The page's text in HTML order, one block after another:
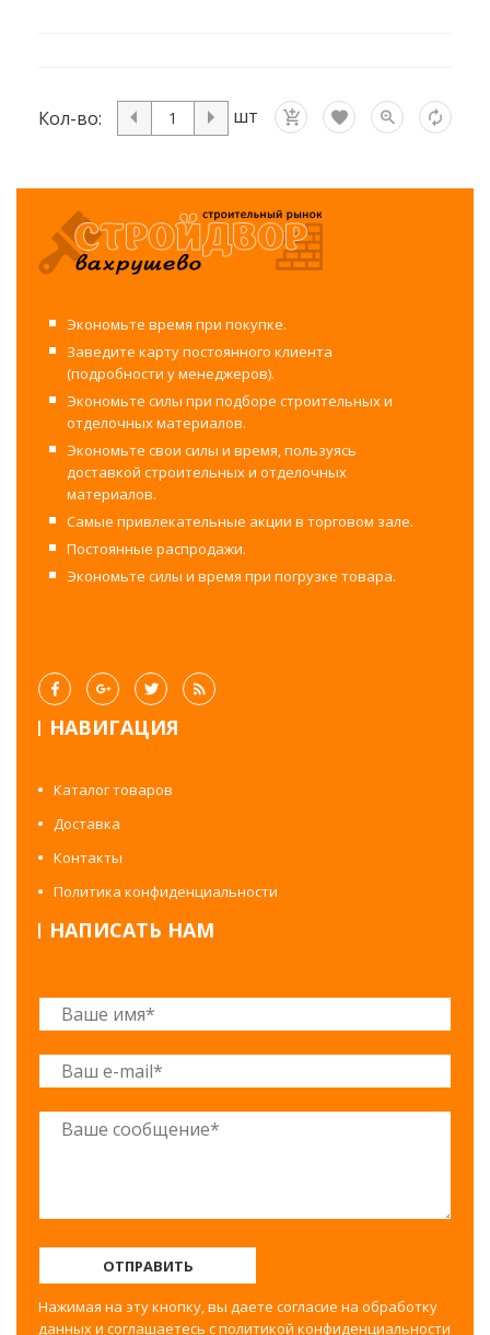
Кол-во: шт
Экономьте время при покупке.
Заведите карту постоянного клиента
(подробности у менеджеров).
Экономьте силы при подборе строительных и
отделочных материалов.
Экономьте свои силы и время, пользуясь
доставкой строительных и отделочных
материалов.
Самые привлекательные акции в торговом зале.
Постоянные распродажи.
Экономьте силы и время при погрузке товара.
НАВИГАЦИЯ
Каталог товаров
Доставка
Контакты
Политика конфиденциальности
НАПИСАТЬ НАМ
ОТПРАВИТЬ
Нажимая на эту кнопку, вы даете согласие на обработку
данных и соглашаетесь сполитикой конфиденциальности